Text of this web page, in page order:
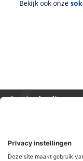
Bekijk ook onze
Service hotline
HAIX Group